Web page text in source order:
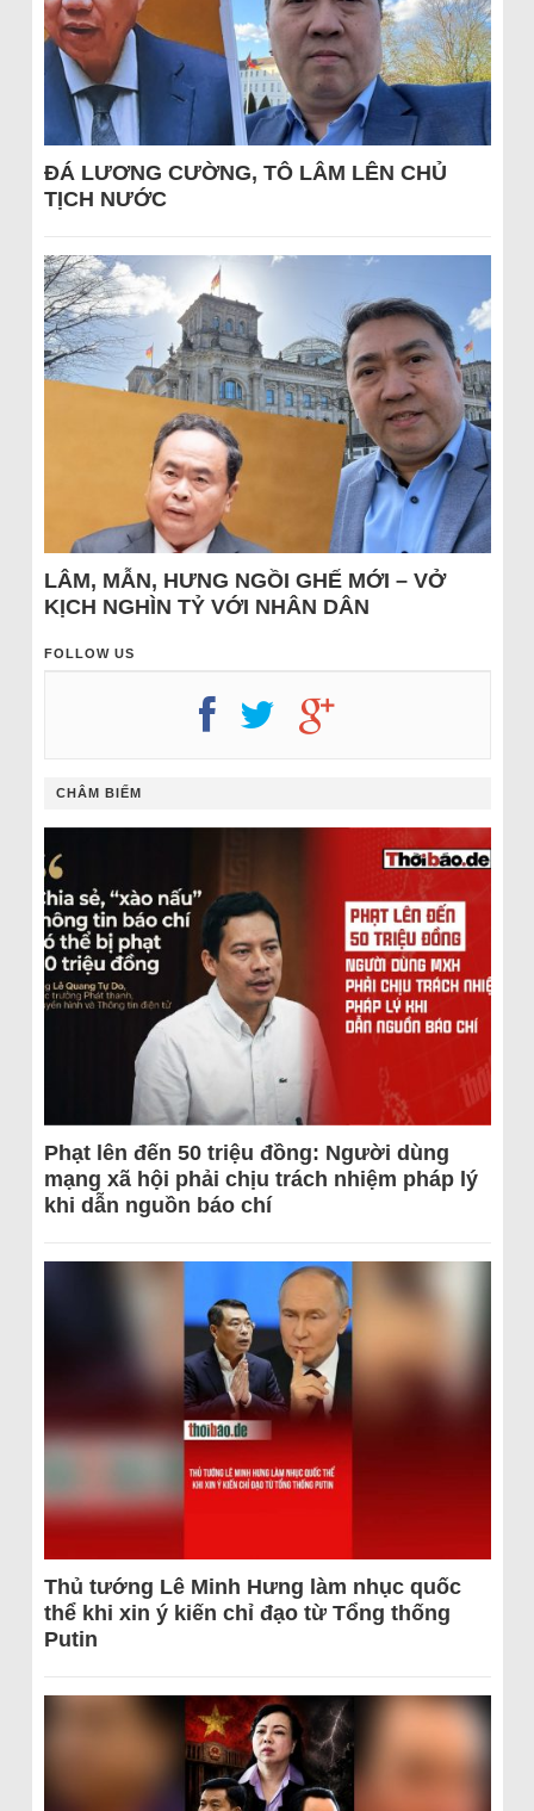
ĐÁ LƯƠNG CƯỜNG, TÔ LÂM LÊN CHỦ
TỊCH NƯỚC
LÂM, MẪN, HƯNG NGỒI GHẾ MỚI – VỞ
KỊCH NGHÌN TỶ VỚI NHÂN DÂN
FOLLOW US
CHÂM BIẾM
Phạt lên đến 50 triệu đồng: Người dùng
mạng xã hội phải chịu trách nhiệm pháp lý
khi dẫn nguồn báo chí
Thủ tướng Lê Minh Hưng làm nhục quốc
thể khi xin ý kiến chỉ đạo từ Tổng thống
Putin